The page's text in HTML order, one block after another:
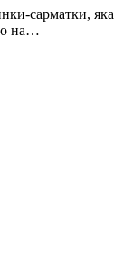
сарматки, яка
на…